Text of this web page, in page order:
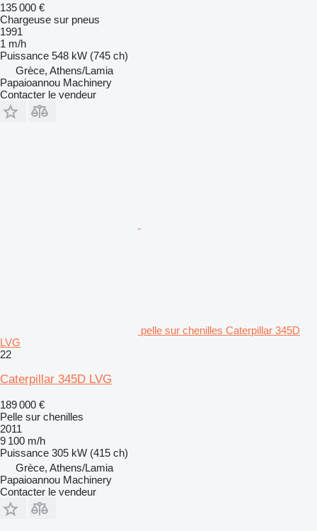
135 000 €
Chargeuse sur pneus
1991
1 m/h
Puissance 548 kW (745 ch)
Grèce, Athens/Lamia
Papaioannou Machinery
Contacter le vendeur
pelle sur chenilles Caterpillar 345D
LVG
22
Caterpillar 345D LVG
189 000 €
Pelle sur chenilles
2011
9 100 m/h
Puissance 305 kW (415 ch)
Grèce, Athens/Lamia
Papaioannou Machinery
Contacter le vendeur